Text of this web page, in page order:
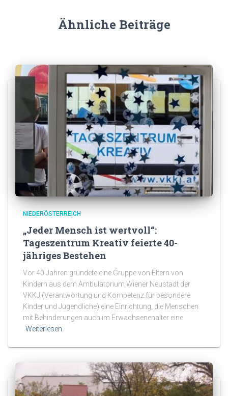
Ähnliche Beiträge
NIEDERÖSTERREICH
„Jeder Mensch ist wertvoll“:
Tageszentrum Kreativ feierte 40-
jähriges Bestehen
Vor 40 Jahren gründete eine Gruppe von Eltern von
Kindern aus dem Ambulatorium Wiener Neustadt der
VKKJ (Verantwortung und Kompetenz für besondere
Kinder und Jugendliche) eine Einrichtung, die Menschen
mit Behinderungen auch im Erwachsenenalter eine
Weiterlesen